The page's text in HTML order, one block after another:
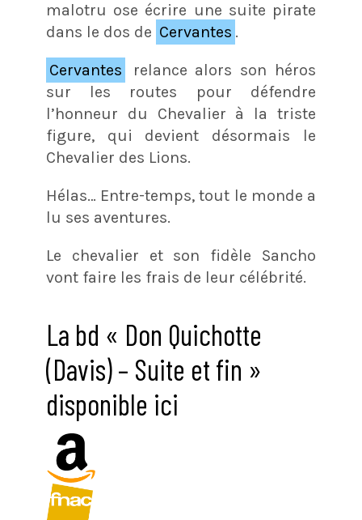
malotru ose écrire une suite pirate
dans le dos de Cervantes .
Cervantes
relance alors son héros
sur les routes pour défendre
l’honneur du Chevalier à la triste
figure, qui devient désormais le
Chevalier des Lions.
Hélas… Entre-temps, tout le monde a
lu ses aventures.
Le chevalier et son fidèle Sancho
vont faire les frais de leur célébrité.
La bd « Don Quichotte
(Davis) – Suite et fin »
disponible ici